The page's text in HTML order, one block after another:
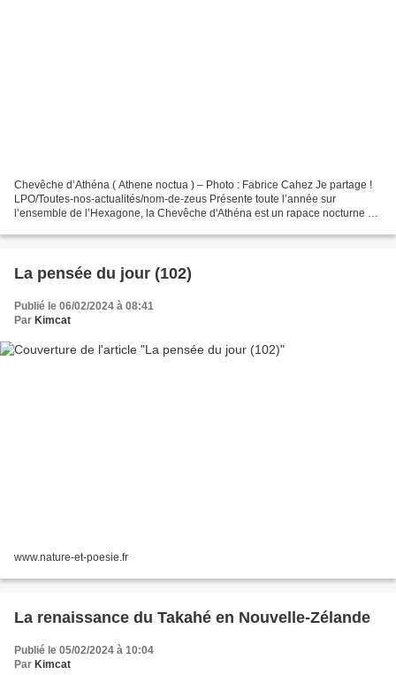
Chevêche d’Athéna ( Athene noctua ) – Photo : Fabrice Cahez Je partage !
LPO/Toutes-nos-actualités/nom-de-zeus Présente toute l’année sur
l’ensemble de l’Hexagone, la Chevêche d'Athéna est un rapace nocturne et
La pensée du jour (102)
Publié le 06/02/2024 à 08:41
Par Kimcat
www.nature-et-poesie.fr
La renaissance du Takahé en Nouvelle-Zélande
Publié le 05/02/2024 à 10:04
Par Kimcat